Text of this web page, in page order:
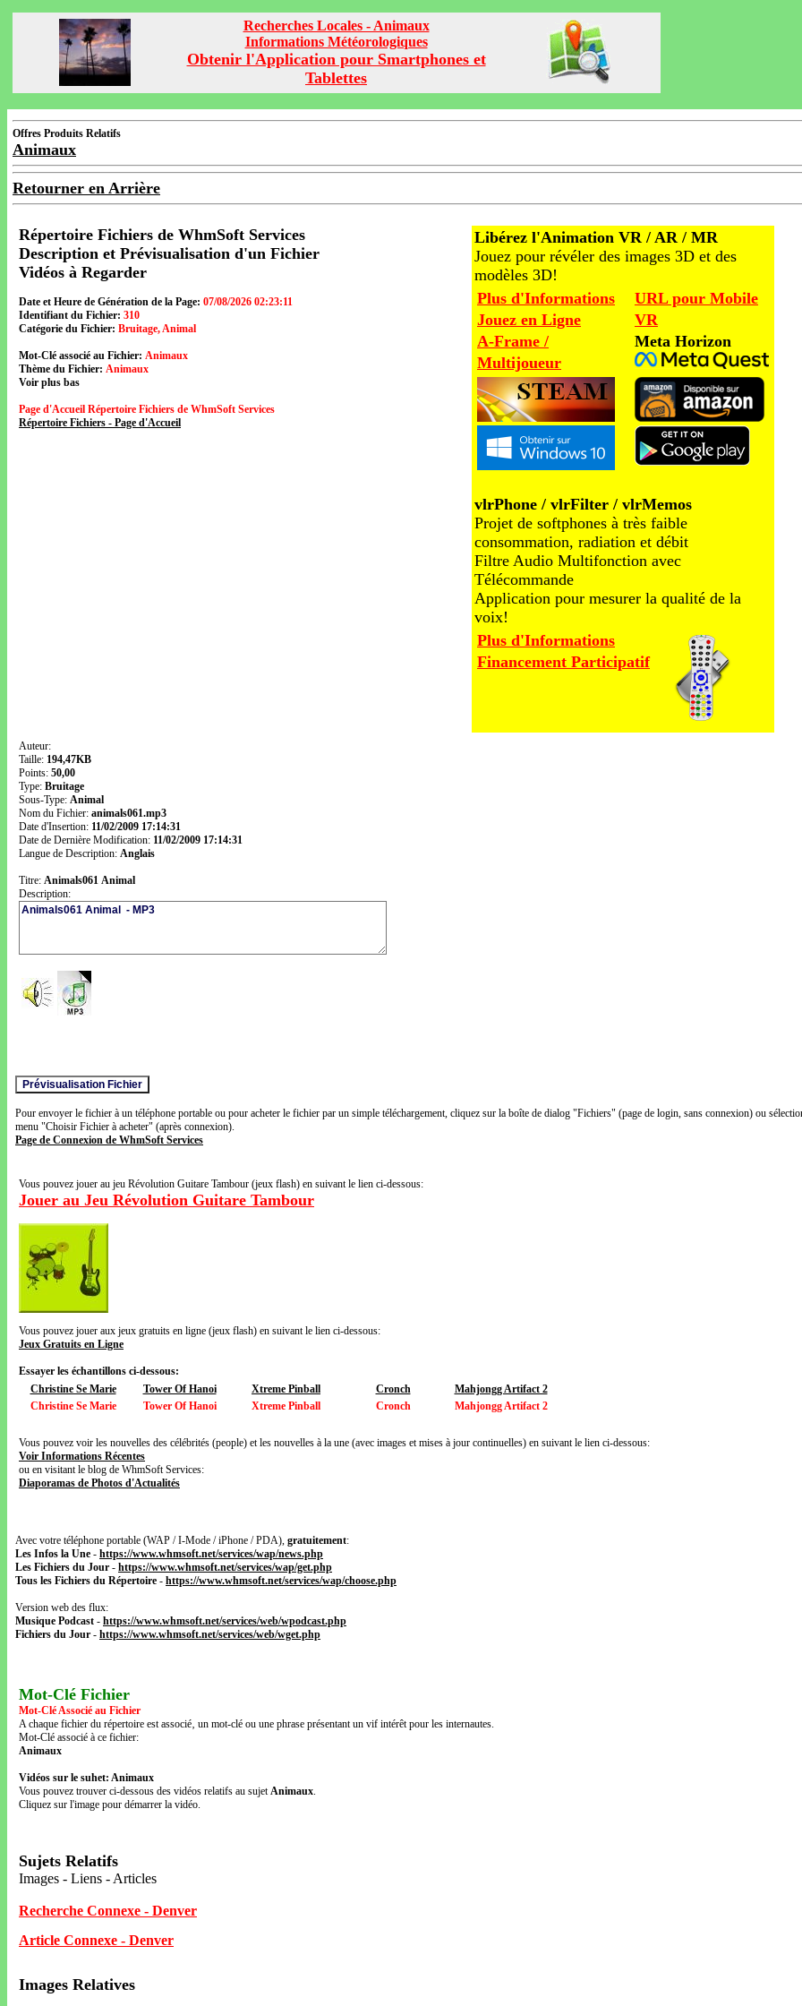
Recherches Locales - Animaux
Informations Météorologiques
Obtenir l'Application pour Smartphones et
Tablettes
Offres Produits Relatifs
Animaux
Retourner en Arrière
Répertoire Fichiers de WhmSoft Services
Description et Prévisualisation d'un Fichier
Vidéos à Regarder
Date et Heure de Génération de la Page: 07/08/2026 02:23:11
Identifiant du Fichier: 310
Catégorie du Fichier: Bruitage, Animal
Mot-Clé associé au Fichier: Animaux
Thème du Fichier: Animaux
Voir plus bas
Page d'Accueil Répertoire Fichiers de WhmSoft Services
Répertoire Fichiers - Page d'Accueil
Libérez l'Animation VR / AR / MR
Jouez pour révéler des images 3D et des
modèles 3D!
Plus d'Informations
Jouez en Ligne
A-Frame /
Multijoueur
URL pour Mobile
VR
Meta Horizon
vlrPhone / vlrFilter / vlrMemos
Projet de softphones à très faible
consommation, radiation et débit
Filtre Audio Multifonction avec
Télécommande
Application pour mesurer la qualité de la
voix!
Plus d'Informations
Financement Participatif
Auteur:
Taille: 194,47KB
Points: 50,00
Type: Bruitage
Sous-Type: Animal
Nom du Fichier: animals061.mp3
Date d'Insertion: 11/02/2009 17:14:31
Date de Dernière Modification: 11/02/2009 17:14:31
Langue de Description: Anglais
Titre: Animals061 Animal
Description:
Pour envoyer le fichier à un téléphone portable ou pour acheter le fichier par un simple téléchargement, cliquez sur la boîte de dialog "Fichiers" (page de login, sans connexion) ou
menu "Choisir Fichier à acheter" (après connexion).
Page de Connexion de WhmSoft Services
Vous pouvez jouer au jeu Révolution Guitare Tambour (jeux flash) en suivant le lien ci-dessous:
Jouer au Jeu Révolution Guitare Tambour
Vous pouvez jouer aux jeux gratuits en ligne (jeux flash) en suivant le lien ci-dessous:
Jeux Gratuits en Ligne
Essayer les échantillons ci-dessous:
Christine Se Marie
Tower Of Hanoi Xtreme Pinball Cronch
Mahjongg Artifact 2
Christine Se Marie
Tower Of Hanoi Xtreme Pinball Cronch Mahjongg Artifact 2
Vous pouvez voir les nouvelles des célébrités (people) et les nouvelles à la une (avec images et mises à jour continuelles) en suivant le lien ci-dessous:
Voir Informations Récentes
ou en visitant le blog de WhmSoft Services:
Diaporamas de Photos d'Actualités
Avec votre téléphone portable (WAP / I-Mode / iPhone / PDA), gratuitement:
Les Infos la Une - https://www.whmsoft.net/services/wap/news.php
Les Fichiers du Jour - https://www.whmsoft.net/services/wap/get.php
Tous les Fichiers du Répertoire - https://www.whmsoft.net/services/wap/choose.php
Version web des flux:
Musique Podcast - https://www.whmsoft.net/services/web/wpodcast.php
Fichiers du Jour - https://www.whmsoft.net/services/web/wget.php
Mot-Clé Fichier
Mot-Clé Associé au Fichier
A chaque fichier du répertoire est associé‚ un mot-clé ou une phrase présentant un vif intérêt pour les internautes.
Mot-Clé associé à ce fichier:
Animaux
Vidéos sur le suhet: Animaux
Vous pouvez trouver ci-dessous des vidéos relatifs au sujetAnimaux.
Cliquez sur l'image pour démarrer la vidéo.
Sujets Relatifs
Images - Liens - Articles
Recherche Connexe - Denver
Article Connexe - Denver
Images Relatives